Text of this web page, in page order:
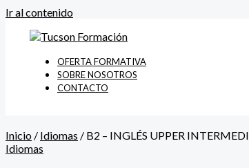
Ir al contenido
OFERTA FORMATIVA
SOBRE NOSOTROS
CONTACTO
Inicio / Idiomas / B2 – INGLÉS UPPER
Idiomas